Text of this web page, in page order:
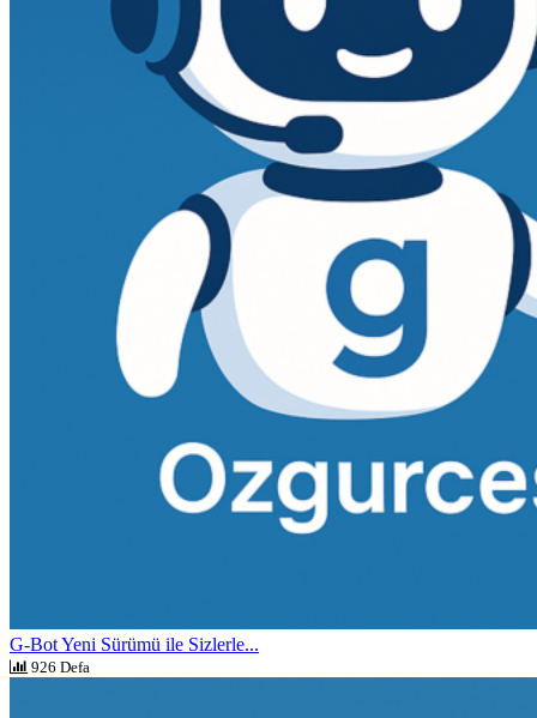
G-Bot Yeni Sürümü ile Sizlerle...
926 Defa